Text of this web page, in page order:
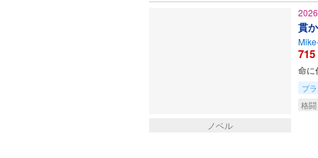
ノベル
貫
715
命に
ブ
格闘